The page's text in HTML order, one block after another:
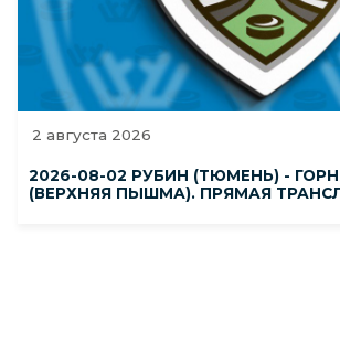
2 августа 2026
2026-08-02 РУБИН (ТЮМЕНЬ) -
(ВЕРХНЯЯ ПЫШМА). ПРЯМАЯ